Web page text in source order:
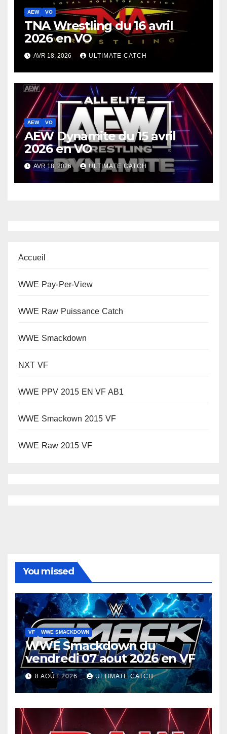
AEW VO
TNA Wrestling du 16 avril
2026 en VO
AVR 18, 2026 ULTIMATE CATCH
AEW VO
AEW Dynamite du 15 avril
2026 en VO
AVR 18, 2026 ULTIMATE CATCH
Accueil
WWE Pay-Per-View
WWE Raw Puissance Catch
WWE Smackdown
NXT VF
WWE PPV 2015 EN VF AB1
WWE Smackown 2015 VF
WWE Raw 2015 VF
You missed
VF WWE SMACKDOWN
WWE Smackdown du
vendredi 07 aout 2026 en VF
8 AOÛT 2026 ULTIMATE CATCH